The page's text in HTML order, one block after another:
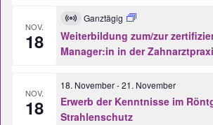
NOV.
18
Virtuell
Veranstaltung
Ganztägig
Weiterbildung zum/zur
Manager:in in der
NOV.
18
18. November-21. November
Erwerb der Kenntnisse im
Strahlenschutz